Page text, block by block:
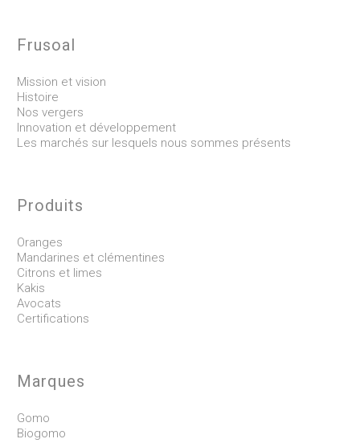
Frusoal
Mission et vision
Histoire
Nos vergers
Innovation et développement
Les marchés sur lesquels nous sommes présents
Produits
Oranges
Mandarines et clémentines
Citrons et limes
Kakis
Avocats
Certifications
Marques
Gomo
Biogomo